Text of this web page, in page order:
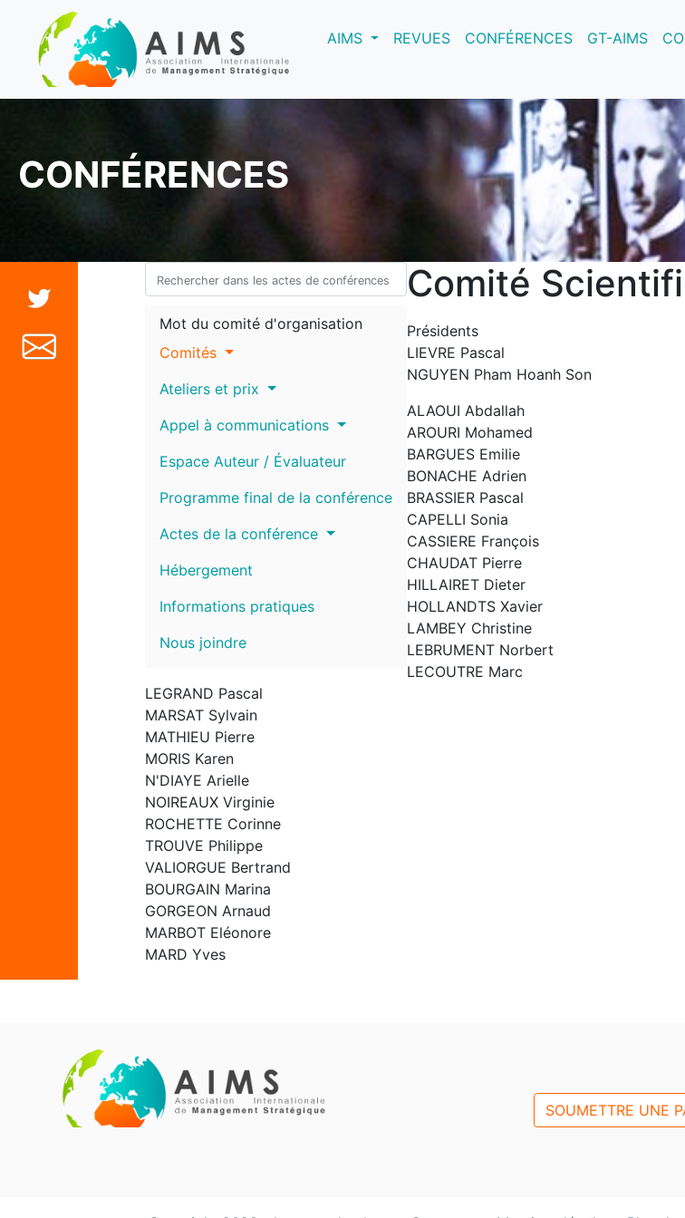
AIMS(current)REVUES CONFÉRENCES GT-AIMS
CONFÉRENCES
Mot du comité d'organisation
Comités
Ateliers et prix
Appel à communications
Espace Auteur / Évaluateur
Programme final de la conférence
Actes de la conférence
Hébergement
Informations pratiques
Nous joindre
Comité
Présidents
LIEVRE Pascal
NGUYEN Pham Hoanh Son
ALAOUI Abdallah
AROURI Mohamed
BARGUES Emilie
BONACHE Adrien
BRASSIER Pascal
CAPELLI Sonia
CASSIERE François
CHAUDAT Pierre
HILLAIRET Dieter
HOLLANDTS Xavier
LAMBEY Christine
LEBRUMENT Norbert
LECOUTRE Marc
LEGRAND Pascal
MARSAT Sylvain
MATHIEU Pierre
MORIS Karen
N'DIAYE Arielle
NOIREAUX Virginie
ROCHETTE Corinne
TROUVE Philippe
VALIORGUE Bertrand
BOURGAIN Marina
GORGEON Arnaud
MARBOT Eléonore
MARD Yves
SOUMETTRE UNE